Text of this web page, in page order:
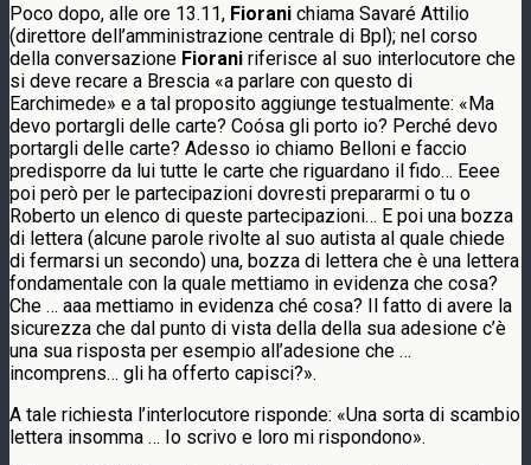
Poco dopo, alle ore 13.11, Fiorani chiama Savaré Attilio
(direttore dell’amministrazione centrale di Bpl); nel corso
della conversazione Fiorani riferisce al suo interlocutore che
si deve recare a Brescia «a parlare con questo di
Earchimede» e a tal proposito aggiunge testualmente: «Ma
devo portargli delle carte? Coósa gli porto io? Perché devo
portargli delle carte? Adesso io chiamo Belloni e faccio
predisporre da lui tutte le carte che riguardano il fido… Eeee
poi però per le partecipazioni dovresti prepararmi o tu o
Roberto un elenco di queste partecipazioni… E poi una bozza
di lettera (alcune parole rivolte al suo autista al quale chiede
di fermarsi un secondo) una, bozza di lettera che è una lettera
fondamentale con la quale mettiamo in evidenza che cosa?
Che … aaa mettiamo in evidenza ché cosa? Il fatto di avere la
sicurezza che dal punto di vista della della sua adesione c’è
una sua risposta per esempio all’adesione che …
incomprens… gli ha offerto capisci?».
A tale richiesta l’interlocutore risponde: «Una sorta di scambio
lettera insomma … Io scrivo e loro mi rispondono».